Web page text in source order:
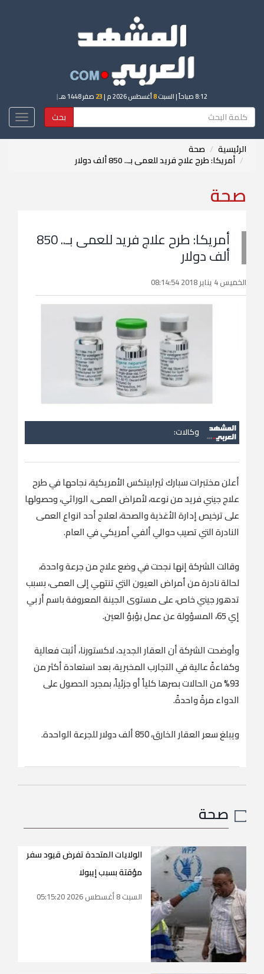
8:12 صباحاً | السبت8أغسطس 2026 م | 23 صفر 1448 هـ |
بحث
الرئيسية صحة
أمريكا: طرح علاج فريد للعمى بـ.. 850 ألف دولار
صحة
أمريكا: طرح علاج فريد للعمى بـ.. 850
ألف دولار
الخميس 4 يناير 2018 08:14:54
وكالات:
أعلن مختبرات سبارك ثيرابيتكس الأمريكية، نجاحها في طرح
علاج جيني فريد من نوعه، لأمراض العمى، الوراثي، وحصولها
على ترخيص إدارة الأغذية والصحة، لعلاج أحد انواع العمى
النادرة التي تصيب حوالي ألفي أمريكي في العام.
وقالت الشركة إنها نجحت في وضع علاج من جرعة واحدة،
لحالة نادرة من أمراض العيون التي تنتهي إلى العمى، بسبب
تدهور جيني خاص، على مستوى الجينة المعروفة باسم أر بي
إي 65، المسؤولة عن عمل بؤبؤ العين.
وأوضحت الشركة أن العقار الجديد، لاكستورنا، أثبت فعالية
وكفاءةً عالية في التجارب المخبرية، بعد استعادة أكثر من
93% من الحالات بصرها كلياً أو جزئياً، بمجرد الحصول على
الدواء مرةً واحدةً.
ويبلغ سعر العقار الخارق، 850 ألف دولار للجرعة الواحدة.
صحة
الولايات المتحدة تفرض قيود سفر
مؤقتة بسبب إيبولا
السبت 8 أغسطس 2026 05:15:20